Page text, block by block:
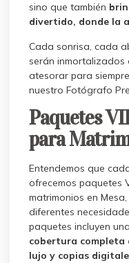
sino que también
divertido, donde la
Cada sonrisa, cada
serán inmortalizados
atesorar para
nuestro Fotógrafo
Paquetes
para
Entendemos que
ofrecemos paquetes
matrimonios en
diferentes
paquetes incluyen
cobertura completa
lujo y copias